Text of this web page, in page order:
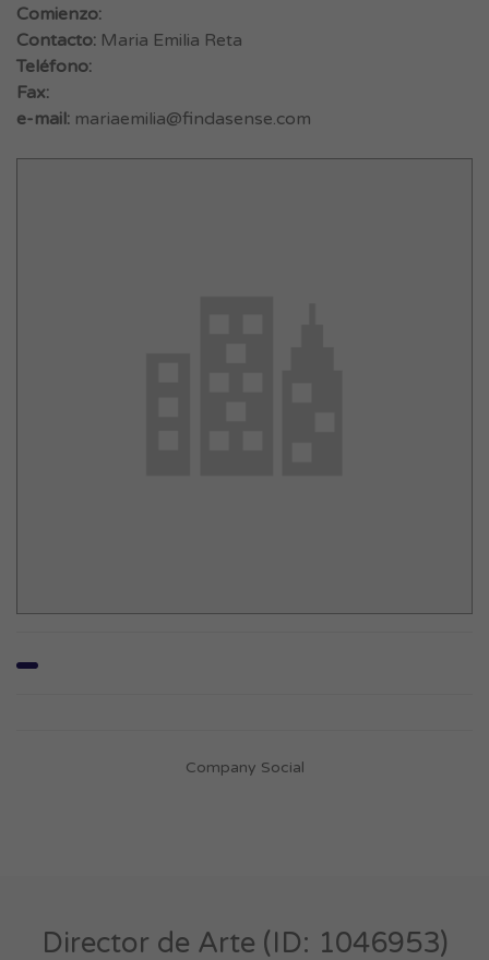
Comienzo:
Contacto: Maria Emilia Reta
Teléfono:
Fax:
e-mail: mariaemilia@findasense.com
Company Social
Director de Arte (ID: 1046953)